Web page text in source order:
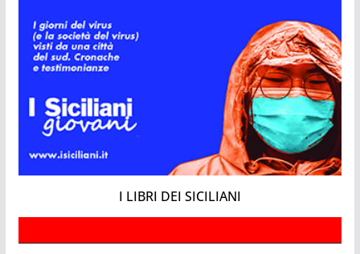
I LIBRI DEI SICILIANI